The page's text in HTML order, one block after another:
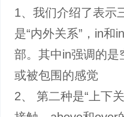
1、我们介绍了表示
是“内外关系”，in和
部。其中‌in强调的是
或被包围的感觉
2、 第二种是“上下